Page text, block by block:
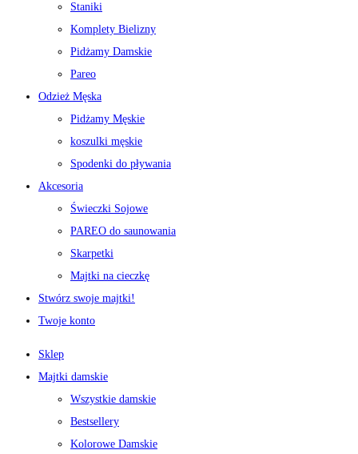
Staniki
Komplety Bielizny
Pidżamy Damskie
Pareo
Odzież Męska
Pidżamy Męskie
koszulki męskie
Spodenki do pływania
Akcesoria
Świeczki Sojowe
PAREO do saunowania
Skarpetki
Majtki na cieczkę
Stwórz swoje majtki!
Twoje konto
Sklep
Majtki damskie
Wszystkie damskie
Bestsellery
Kolorowe Damskie